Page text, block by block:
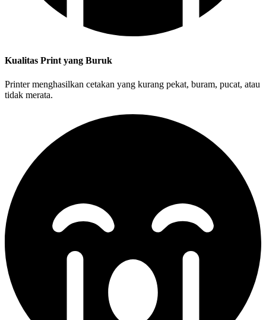
Kualitas Print yang Buruk
Printer menghasilkan cetakan yang kurang pekat, buram, pucat, atau
tidak merata.